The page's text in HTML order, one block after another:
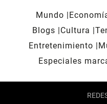
Mundo
Blogs
Cultura
Entretenimiento
Especiales